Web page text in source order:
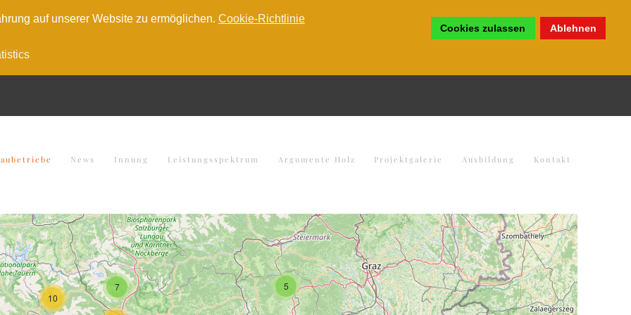
auf unserer Website zu ermöglichen. Cookie-Richtlinie
Cookies zulassen Ablehnen
News Innung Leistungsspektrum Argumente Holz Projektgalerie Ausbildung Kontakt
10
5
7